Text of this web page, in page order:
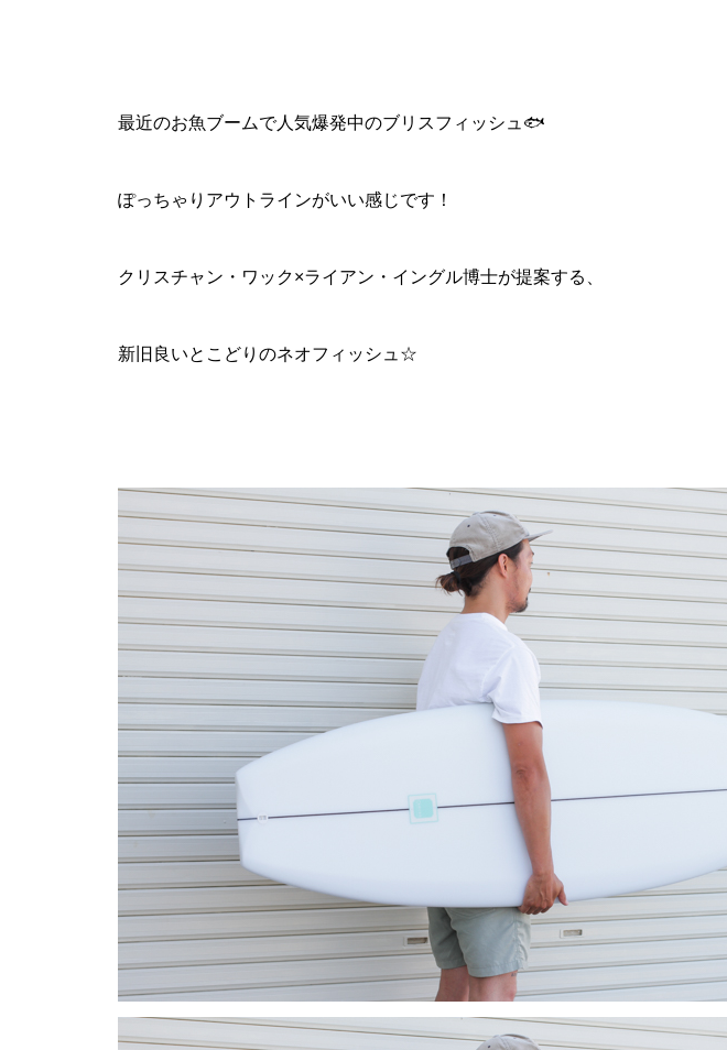
最近のお魚ブームで人気爆発中のブリスフィッシュ🐟
ぽっちゃりアウトラインがいい感じです！
クリスチャン・ワック×ライアン・イングル博士が提案する、
新旧良いとこどりのネオフィッシュ☆